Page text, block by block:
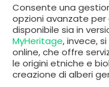
Consente una
opzioni avanzate
disponibile sia in
MyHeritage, invece,
online, che offre
le origini etniche e
creazione di alberi